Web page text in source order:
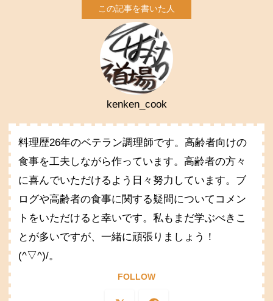
kenken_cook
料理歴26年のベテラン調理師です。高齢者向けの
食事を工夫しながら作っています。高齢者の方々
に喜んでいただけるよう日々努力しています。ブ
ログや高齢者の食事に関する疑問についてコメン
トをいただけると幸いです。私もまだ学ぶべきこ
とが多いですが、一緒に頑張りましょう！
(^▽^)/。
FOLLOW